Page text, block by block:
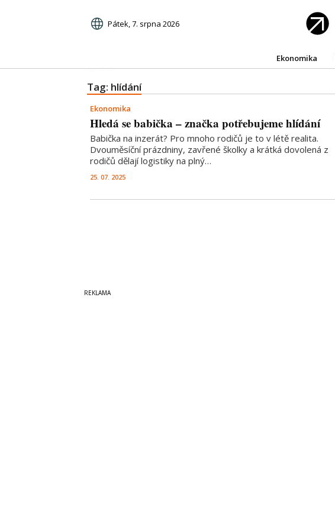
Pátek, 7. srpna 2026
Ekonomika
Tag: hlídání
Ekonomika
Hledá se babička – značka potřebujeme hlídání
Babička na inzerát? Pro mnoho rodičů je to v létě realita.
Dvouměsíční prázdniny, zavřené školky a krátká dovolená z
rodičů dělají logistiky na plný…
25. 07. 2025